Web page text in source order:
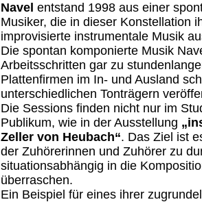
Navel entstand 1998 aus einer
Musiker, die in dieser Konstellation
improvisierte instrumentale Musik
Die spontan komponierte Musik
Arbeitsschritten gar zu
Plattenfirmen im In- und Ausland
unterschiedlichen Tonträgern
Die Sessions finden nicht nur im
Publikum, wie in der Ausstellung
Zeller von Heubach“. Das Ziel ist
der Zuhörerinnen und Zuhörer zu
situationsabhängig in die
überraschen.
Ein Beispiel für eines ihrer